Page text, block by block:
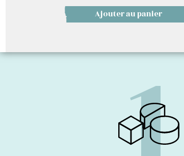
Ajouter au panier